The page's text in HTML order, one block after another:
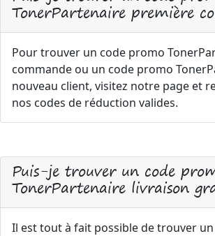
TonerPartenaire première
Pour trouver un code promo
commande ou un code promo
nouveau client, visitez notre page et
nos codes de réduction valides.
Puis-je trouver un code
TonerPartenaire livraison
Il est tout à fait possible de trouver